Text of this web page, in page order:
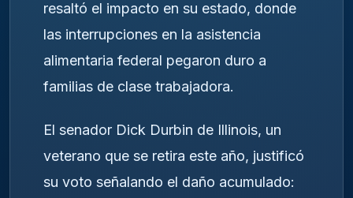
resaltó el impacto en su estado, donde
las interrupciones en la asistencia
alimentaria federal pegaron duro a
familias de clase trabajadora.
El senador Dick Durbin de Illinois, un
veterano que se retira este año, justificó
su voto señalando el daño acumulado: